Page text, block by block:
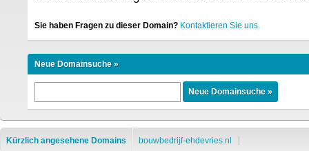
Sie haben Fragen zu dieser Domain? Kontaktieren Sie uns.
Neue Domainsuche »
Kürzlich angesehene Domains bouwbedrijf-ehdevries.nl